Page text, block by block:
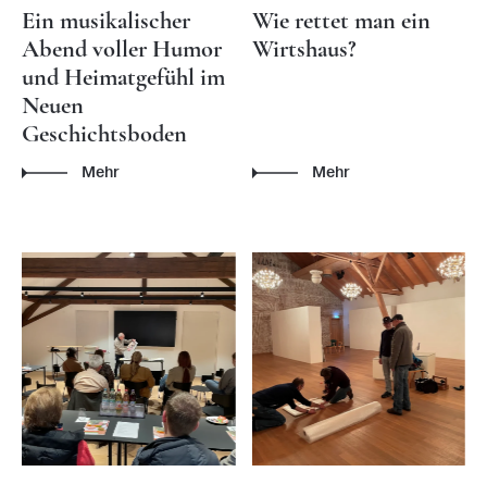
Ein musikalischer
Abend voller Humor
und Heimatgefühl im
Neuen
Geschichtsboden
Mehr
Wie rettet man ein
Wirtshaus?
Mehr